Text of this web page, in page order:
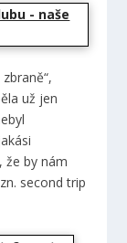
už jen
že by nám
second trip